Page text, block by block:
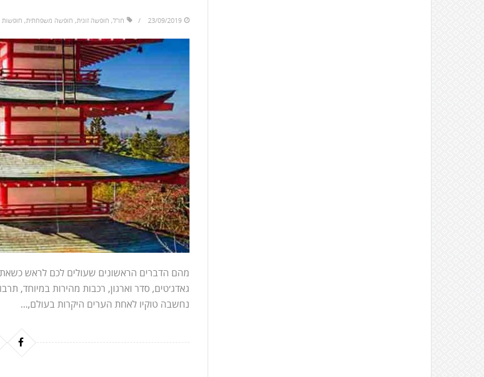
23/09/2019 חו"ל, חופשה זוגית, חופשה משפחתית, חופשות
מהם הדברים הראשונים שעולים לכם לראש
גאדג׳טים, סדר וארגון, רכבות מהירות במיוחד,
נחשבה טוקיו לאחת הערים היקרות בעולם,...